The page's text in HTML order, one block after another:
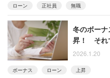
ローン 正社員 無職
冬のボー
昇！ それ
る女性
2026.1.20
ボーナス ローン 上昇